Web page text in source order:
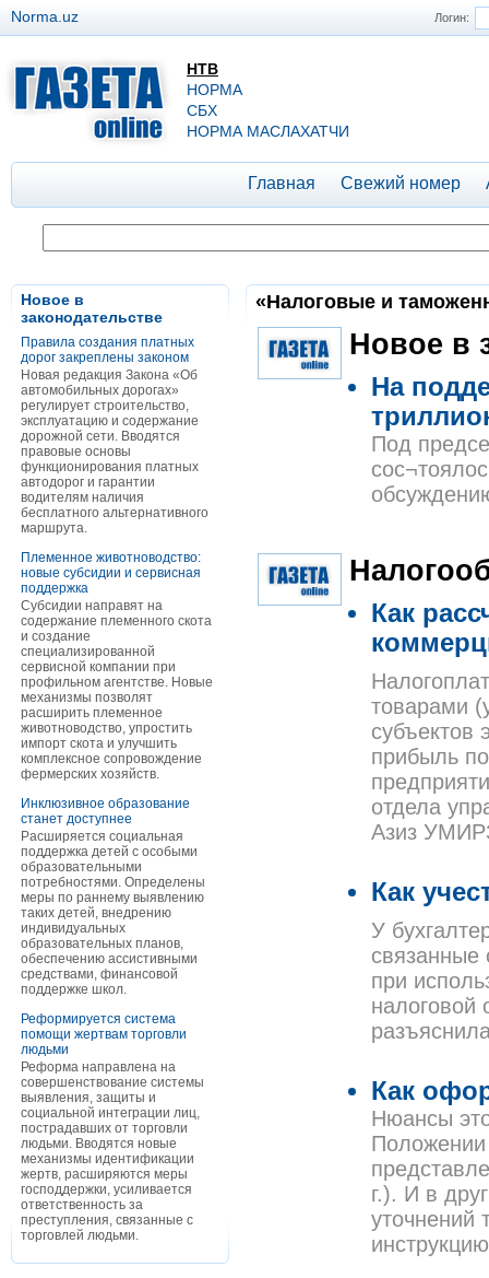
Логин:
Norma.uz
НТВ
НОРМА
СБХ
НОРМА МАСЛАХАТЧИ
Главная Свежий номер
Новое в
законодательстве
Правила создания платных
дорог закреплены законом
Новая редакция Закона «Об
автомобильных дорогах»
регулирует строительство,
эксплуатацию и содержание
дорожной сети. Вводятся
правовые основы
функционирования платных
автодорог и гарантии
водителям наличия
бесплатного альтернативного
маршрута.
Племенное животноводство:
новые субсидии и сервисная
поддержка
Субсидии направят на
содержание племенного скота
и создание
специализированной
сервисной компании при
профильном агентстве. Новые
механизмы позволят
расширить племенное
животноводство, упростить
импорт скота и улучшить
комплексное сопровождение
фермерских хозяйств.
Инклюзивное образование
станет доступнее
Расширяется социальная
поддержка детей с особыми
образовательными
потребностями. Определены
меры по раннему выявлению
таких детей, внедрению
индивидуальных
образовательных планов,
обеспечению ассистивными
средствами, финансовой
поддержке школ.
Реформируется система
помощи жертвам торговли
людьми
Реформа направлена на
совершенствование системы
выявления, защиты и
социальной интеграции лиц,
пострадавших от торговли
людьми. Вводятся новые
механизмы идентификации
жертв, расширяются меры
господдержки, усиливается
ответственность за
преступления, связанные с
торговлей людьми.
«Налоговые и
Новое в
На
Под
Как
товарами
субъектов
прибыль
отдела
Азиз
Как
У
связанные
при
налоговой
Как
Нюансы
Положении
г.). И в
уточнений